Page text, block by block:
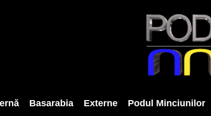
Basarabia Externe Podul Minciunilor